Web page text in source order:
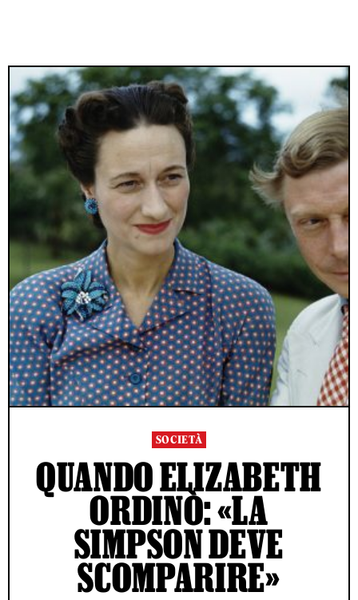
SOCIETÀ
QUANDO ELIZABETH
ORDINÒ: «LA
SIMPSON DEVE
SCOMPARIRE»